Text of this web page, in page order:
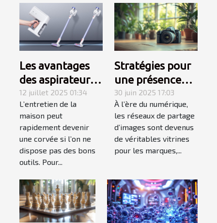
Les avantages
des aspirateurs
balais sans fil
pour un ménage
efficace
12 juillet 2025 01:34
L’entretien de la
maison peut
rapidement devenir
une corvée si l’on ne
dispose pas des bons
outils. Pour...
Stratégies pour
une présence
efficace sur les
réseaux de
partage
d'images
30 juin 2025 17:03
À l’ère du numérique,
les réseaux de partage
d’images sont devenus
de véritables vitrines
pour les marques,...